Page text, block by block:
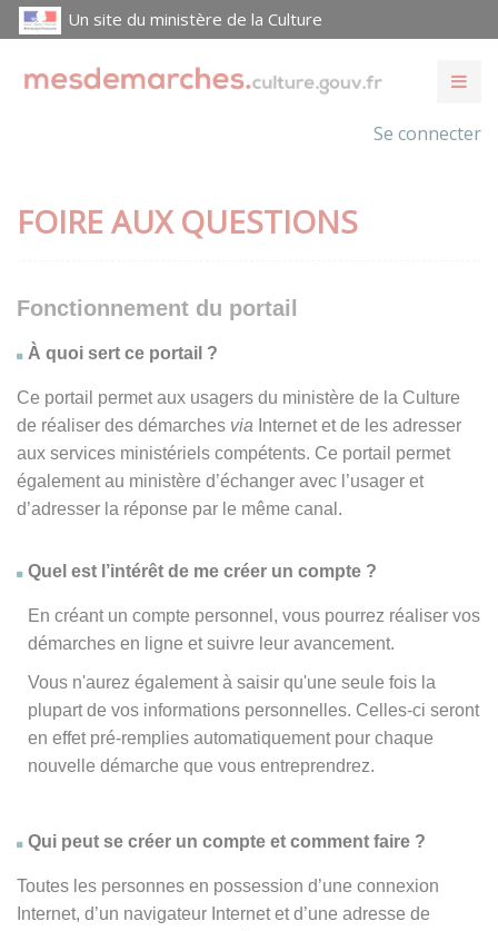
Un site du ministère de la Culture
Se connecter
FOIRE AUX QUESTIONS
Fonctionnement du portail
À quoi sert ce portail ?
Ce portail permet aux usagers du ministère de la Culture
de réaliser des démarches via Internet et de les adresser
aux services ministériels compétents. Ce portail permet
également au ministère d’échanger avec l’usager et
d’adresser la réponse par le même canal.
Quel est l’intérêt de me créer un compte ?
En créant un compte personnel, vous pourrez réaliser vos
démarches en ligne et suivre leur avancement.
Vous n'aurez également à saisir qu'une seule fois la
plupart de vos informations personnelles. Celles-ci seront
en effet pré-remplies automatiquement pour chaque
nouvelle démarche que vous entreprendrez.
Qui peut se créer un compte et comment faire ?
Toutes les personnes en possession d’une connexion
Internet, d’un navigateur Internet et d’une adresse de